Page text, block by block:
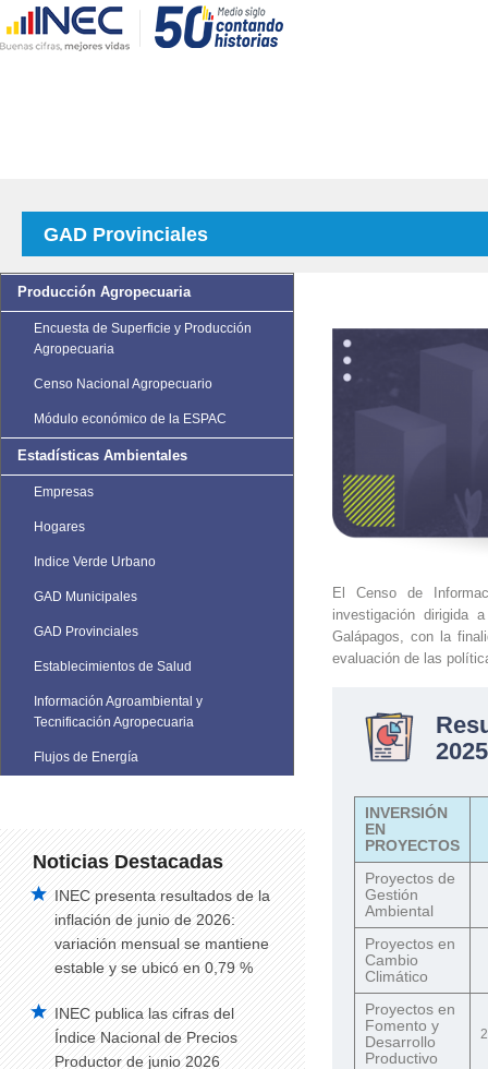
GAD Provinciales
Producción Agropecuaria
Encuesta de Superficie y Producción
Agropecuaria
Censo Nacional Agropecuario
Módulo económico de la ESPAC
Estadísticas Ambientales
Empresas
Hogares
Indice Verde Urbano
GAD Municipales
GAD Provinciales
Establecimientos de Salud
Información Agroambiental y
Tecnificación Agropecuaria
Flujos de Energía
Noticias Destacadas
INEC presenta resultados de la
inflación de junio de 2026:
variación mensual se mantiene
estable y se ubicó en 0,79 %
INEC publica las cifras del
Índice Nacional de Precios
Productor de junio 2026
El Censo de
investigación dirigida
Galápagos, con la
evaluación de las
2025
INVERSIÓN
EN
PROYECTOS
Proyectos de
Gestión
Ambiental
Proyectos en
Cambio
Climático
Proyectos en
Fomento y
Desarrollo
Productivo